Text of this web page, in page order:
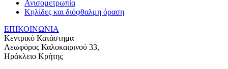
Ανισομετρωπία
Κηλίδες και διόφθαλμη όραση
ΕΠΙΚΟΙΝΩΝΙΑ
Κεντρικό Κατάστημα
Λεωφόρος Καλοκαιρινού 33,
Ηράκλειο Κρήτης